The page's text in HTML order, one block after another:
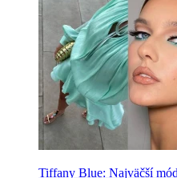
Tiffany Blue: Najväčší